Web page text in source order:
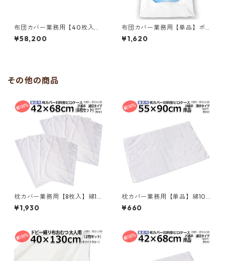
布団カバー業務用【40枚入】
ポリ65% 綿35% 152x260cm
シングル メッシュ使いデュベ
¥58,200
布団カバー業務用【単品】ポ
リ65% 綿35% 150×210cm シ
ングルサイズ テレビ型 中央く
¥1,620
その他の商品
枕カバー業務用【8枚入】綿10
0% 42×68cm 通常タイプ ピ
ローケース 封筒型 ホワイト 白
泊／367561510
¥1,930
枕カバー業務用【単品】綿10
0% 55×90cm 薄手タイプ ピ
ローケース 封筒型 ホワイト 白
泊／367563420
¥660